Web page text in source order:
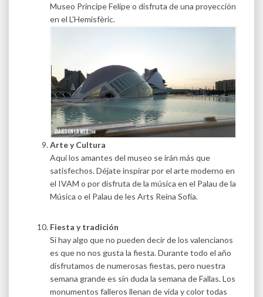
Museo Príncipe Felipe o disfruta de una proyección
en el L’Hemisfèric.
Arte y Cultura
Aquí los amantes del museo se irán más que
satisfechos. Déjate inspirar por el arte moderno en
el IVAM o por disfruta de la música en el Palau de la
Música o el Palau de les Arts Reina Sofía.
Fiesta y tradición
Si hay algo que no pueden decir de los valencianos
es que no nos gusta la fiesta. Durante todo el año
disfrutamos de numerosas fiestas, pero nuestra
semana grande es sin duda la semana de Fallas. Los
monumentos falleros llenan de vida y color todas